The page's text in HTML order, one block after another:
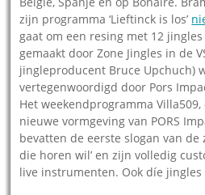
zijn programma ‘Lieftinck is los’
gaat om een resing met 12
gemaakt door Zone Jingles in de
jingleproducent Bruce Upchuch)
vertegenwoordigd door Pors
Het weekendprogramma
nieuwe vormgeving van PORS
bevatten de eerste slogan van de
die horen wil’ en zijn volledig
live instrumenten. Ook díe